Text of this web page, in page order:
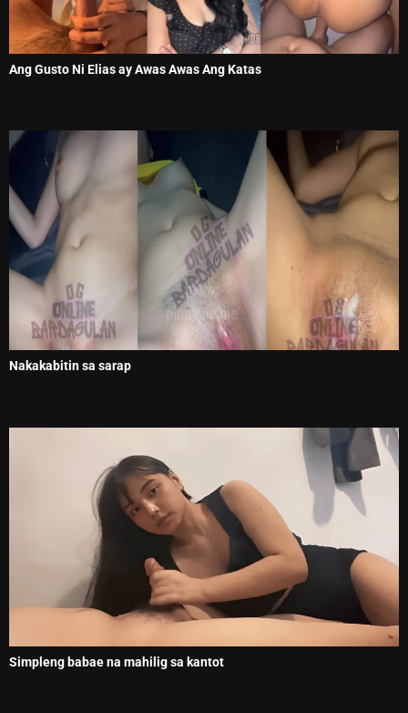
Ang Gusto Ni Elias ay Awas Awas Ang Katas
Nakakabitin sa sarap
Simpleng babae na mahilig sa kantot